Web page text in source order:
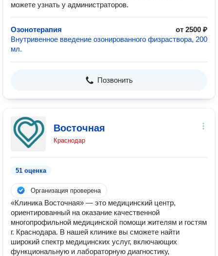
можете узнать у администраторов.
Озонотерапия
от 2500 ₽
Внутривенное введение озонированного физраствора, 200
мл.
Позвонить
Восточная
Краснодар
51 оценка
Организация проверена
«Клиника Восточная» — это медицинский центр,
ориентированный на оказание качественной
многопрофильной медицинской помощи жителям и гостям
г. Краснодара. В нашей клинике вы сможете найти
широкий спектр медицинских услуг, включающих
функциональную и лабораторную диагностику,